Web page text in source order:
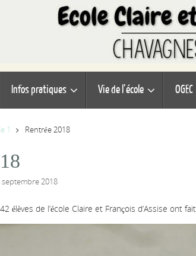
Infos pratiques Vie de l’école OGEC
1 Rentrée 2018
septembre 2018
élèves de l’école Claire et François d’Assise ont